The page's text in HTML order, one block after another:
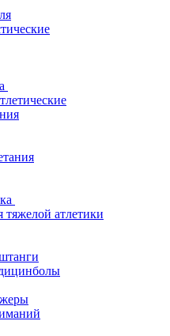
тяжелой атлетики